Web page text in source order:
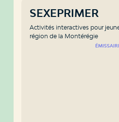
SEXEPRIMER
Activités interactives pour
région de la Montérégie